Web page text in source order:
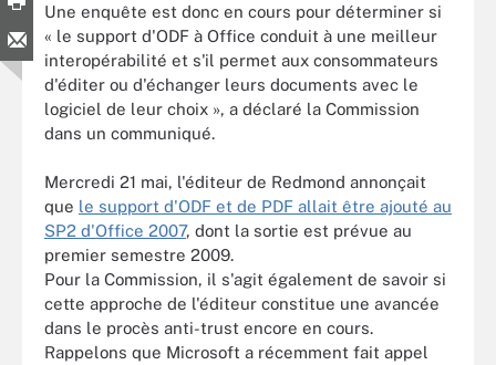
Une enquête est donc en cours pour déterminer si
« le support d'ODF à Office conduit à une meilleur
interopérabilité et s'il permet aux consommateurs
d'éditer ou d'échanger leurs documents avec le
logiciel de leur choix », a déclaré la Commission
dans un communiqué.
Mercredi 21 mai, l'éditeur de Redmond annonçait
que le support d'ODF et de PDF allait être ajouté au
SP2 d'Office 2007, dont la sortie est prévue au
premier semestre 2009.
Pour la Commission, il s'agit également de savoir si
cette approche de l'éditeur constitue une avancée
dans le procès anti-trust encore en cours.
Rappelons que Microsoft a récemment fait appel